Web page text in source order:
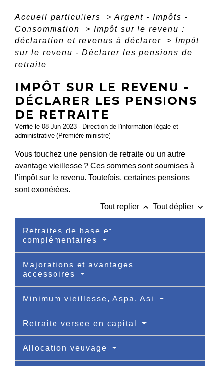
Accueil particuliers > Argent - Impôts -
Consommation
> Impôt sur le revenu :
déclaration et revenus à déclarer
> Impôt
sur le revenu - Déclarer les pensions de
retraite
IMPÔT SUR LE REVENU -
DÉCLARER LES PENSIONS
DE RETRAITE
Vérifié le 08 Jun 2023 - Direction de l'information légale et
administrative (Première ministre)
Vous touchez une pension de retraite ou un autre
avantage vieillesse ? Ces sommes sont soumises à
l'impôt sur le revenu. Toutefois, certaines pensions
sont exonérées.
Tout replier keyboard_arrow_up Tout déplier keyboard_arrow_down
Retraites de base et
complémentaires
Majorations et avantages
accessoires
Minimum vieillesse, Aspa, Asi
Retraite versée en capital
Allocation veuvage